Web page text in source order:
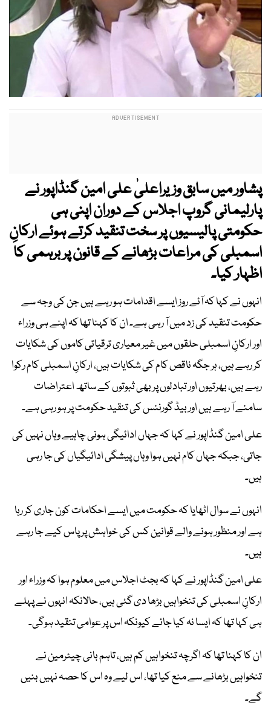
پشاور میں سابق وزیراعلیٰ علی امین گنڈاپور نے
پارلیمانی گروپ اجلاس کے دوران اپنی ہی
حکومتی پالیسیوں پر سخت تنقید کرتے ہوئے ارکانِ
اسمبلی کی مراعات بڑھانے کے قانون پر برہمی کا
اظہار کیا۔
انہوں نے کہا کہ آئے روز ایسے اقدامات ہو رہے ہیں جن کی وجہ سے
حکومت تنقید کی زد میں آ رہی ہے۔ ان کا کہنا تھا کہ اپنے ہی وزراء
اور ارکانِ اسمبلی حلقوں میں غیر معیاری ترقیاتی کاموں کی شکایات
کر رہے ہیں، ہر جگہ ناقص کام کی شکایات ہیں، ارکانِ اسمبلی کام رکوا
رہے ہیں، بھرتیوں اور تبادلوں پر بھی ثبوتوں کے ساتھ اعتراضات
سامنے آ رہے ہیں اور بیڈ گورننس کی تنقید حکومت پر ہو رہی ہے۔
علی امین گنڈاپور نے کہا کہ جہاں ادائیگی ہونی چاہیے وہاں نہیں کی
جاتی، جبکہ جہاں کام نہیں ہوا وہاں پیشگی ادائیگیاں کی جا رہی
ہیں۔
انہوں نے سوال اٹھایا کہ حکومت میں ایسے احکامات کون جاری کر رہا
ہے اور منظور ہونے والے قوانین کس کی خواہش پر پاس کیے جا رہے
ہیں۔
علی امین گنڈاپور نے کہا کہ بجٹ اجلاس میں معلوم ہوا کہ وزراء اور
ارکانِ اسمبلی کی تنخواہیں بڑھا دی گئی ہیں، حالانکہ انہوں نے پہلے
ہی کہا تھا کہ ایسا نہ کیا جائے کیونکہ اس پر عوامی تنقید ہوگی۔
ان کا کہنا تھا کہ اگرچہ تنخواہیں کم ہیں، تاہم بانی چیئرمین نے
تنخواہیں بڑھانے سے منع کیا تھا، اس لیے وہ اس کا حصہ نہیں بنیں
گے۔